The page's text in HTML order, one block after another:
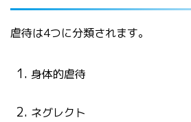
虐待は4つに分類されます。
身体的虐待
ネグレクト